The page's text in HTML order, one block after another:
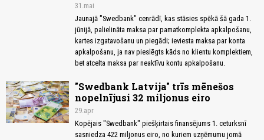
31.mai
Jaunajā "Swedbank" cenrādī, kas stāsies spēkā šā gada 1.
jūnijā, palielināta maksa par pamatkomplekta apkalpošanu,
kartes izgatavošanu un piegādi; ieviesta maksa par konta
apkalpošanu, ja nav pieslēgts kāds no klientu komplektiem,
bet atcelta maksa par neaktīvu kontu apkalpošanu.
"Swedbank Latvija" trīs mēnešos
nopelnījusi 32 miljonus eiro
29.apr
Kopējais "Swedbank" piešķirtais finansējums 1. ceturksnī
sasniedza 422 miljonus eiro, no kuriem uzņēmumu jomā